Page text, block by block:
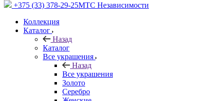
+375 (33) 378-29-25МТС Независимости
Коллекция
Каталог
Назад
Каталог
Все украшения
Назад
Все украшения
Золото
Серебро